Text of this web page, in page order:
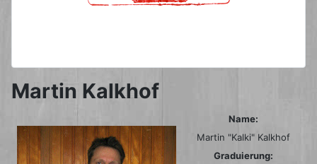
Martin Kalkhof
Name:
Martin "Kalki" Kalkhof
Graduierung: